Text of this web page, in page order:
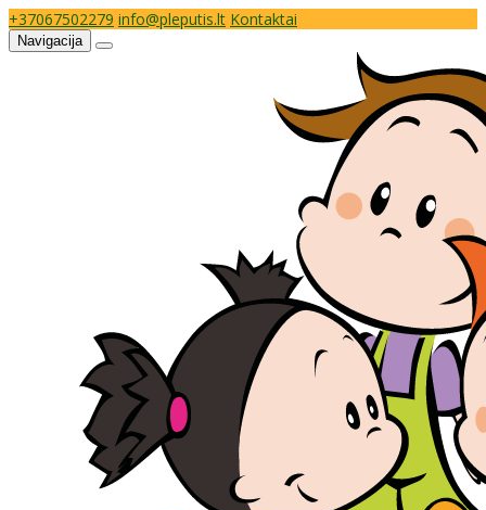
+37067502279 info@pleputis.lt Kontaktai
Navigacija